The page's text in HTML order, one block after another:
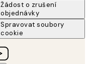
Žádost o zrušení
objednávky
Spravovat soubory
cookie